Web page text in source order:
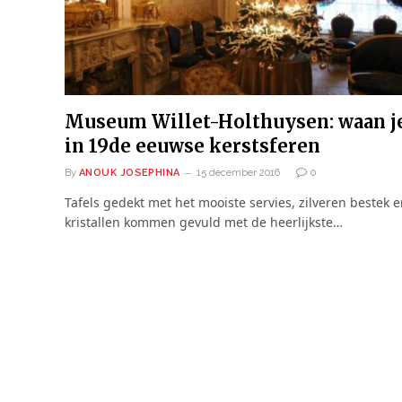
Museum Willet-Holthuysen: waan
in 19de eeuwse kerstsferen
By ANOUK JOSEPHINA 15 december 2016 0
Tafels gedekt met het mooiste servies, zilveren bestek
kristallen kommen gevuld met de heerlijkste…